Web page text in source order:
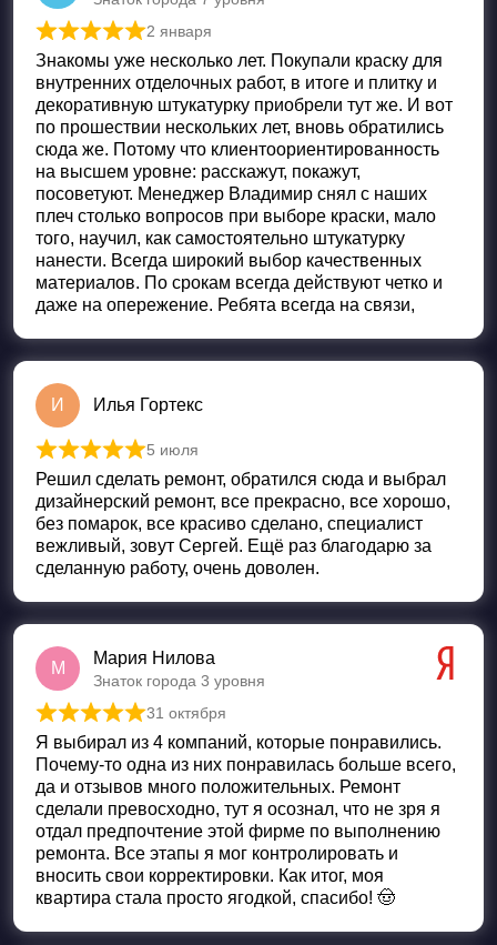
Оценка из 5
2 января
Знакомы уже несколько лет. Покупали краску для
внутренних отделочных работ, в итоге и плитку и
декоративную штукатурку приобрели тут же. И вот
по прошествии нескольких лет, вновь обратились
сюда же. Потому что клиентоориентированность
на высшем уровне: расскажут, покажут,
посоветуют. Менеджер Владимир снял с наших
плеч столько вопросов при выборе краски, мало
того, научил, как самостоятельно штукатурку
нанести. Всегда широкий выбор качественных
материалов. По срокам всегда действуют четко и
даже на опережение. Ребята всегда на связи,
И Илья Гортекс
Оценка
5 июля
Решил сделать ремонт, обратился сюда и выбрал
дизайнерский ремонт, все прекрасно, все хорошо,
без помарок, все красиво сделано, специалист
вежливый, зовут Сергей. Ещё раз благодарю за
сделанную работу, очень доволен.
М
Мария Нилова
Знаток города 3 уровня
Оценка
31 октября
Я выбирал из 4 компаний, которые понравились.
Почему-то одна из них понравилась больше всего,
да и отзывов много положительных. Ремонт
сделали превосходно, тут я осознал, что не зря я
отдал предпочтение этой фирме по выполнению
ремонта. Все этапы я мог контролировать и
вносить свои корректировки. Как итог, моя
квартира стала просто ягодкой, спасибо! 🤠